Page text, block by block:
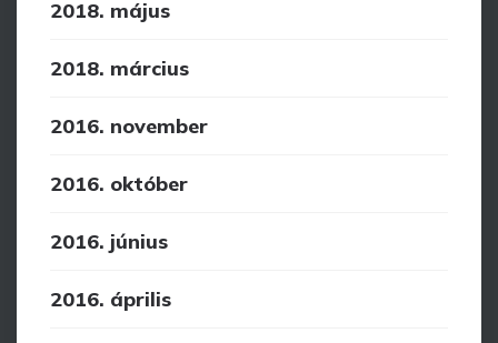
2018. május
2018. március
2016. november
2016. október
2016. június
2016. április